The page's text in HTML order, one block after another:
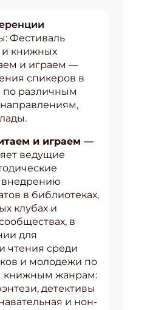
Фестиваль
и книжных
и играем —
спикеров в
различным
и играем —
ведущие
внедрению
в библиотеках,
клубах и
в
для
чтения среди
и молодежи по
книжным жанрам:
детективы
и нон-